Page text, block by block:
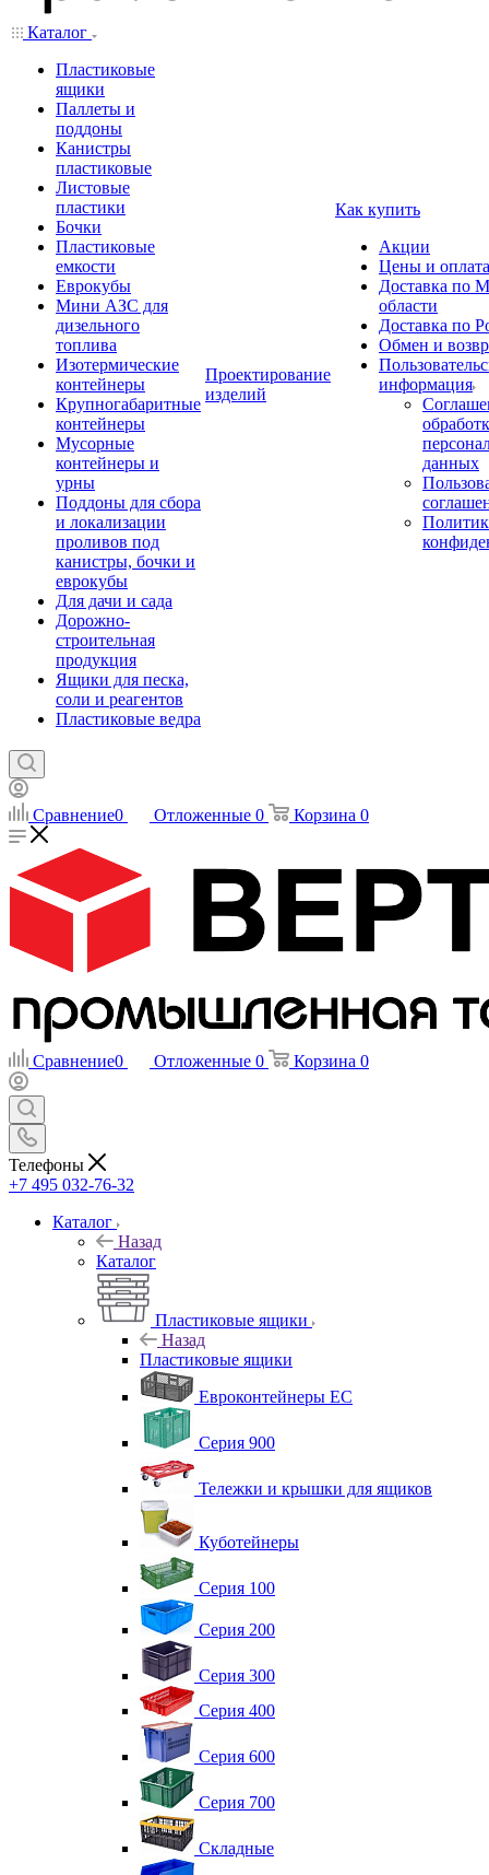
Каталог
Пластиковые
ящики
Паллеты и
поддоны
Канистры
пластиковые
Листовые
пластики
Бочки
Пластиковые
емкости
Еврокубы
Мини АЗС для
дизельного
топлива
Изотермические
контейнеры
Крупногабаритные
контейнеры
Мусорные
контейнеры и
урны
Поддоны для сбора
и локализации
проливов под
канистры, бочки и
еврокубы
Для дачи и сада
Дорожно-
строительная
продукция
Ящики для песка,
соли и реагентов
Пластиковые ведра
Проектирование
изделий
Как купить
Акции
Цены и оплата
Доставка по
области
Доставка по
Обмен и
информация
данных
Сравнение0 Отложенные 0 Корзина 0
Сравнение0 Отложенные 0 Корзина 0
Телефоны
+7 495 032-76-32
Каталог
Назад
Каталог
Пластиковые ящики
Назад
Пластиковые ящики
Евроконтейнеры ЕС
Серия 900
Тележки и крышки для ящиков
Куботейнеры
Серия 100
Серия 200
Серия 300
Серия 400
Серия 600
Серия 700
Складные